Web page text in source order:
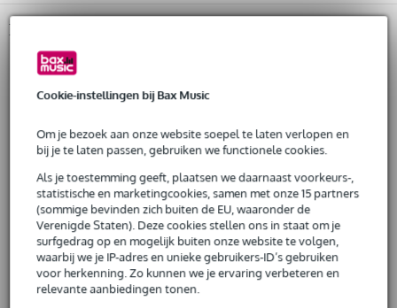
Cookie-instellingen bij Bax Music
Om je bezoek aan onze website soepel te laten verlopen en
bij je te laten passen, gebruiken we functionele cookies.
Als je toestemming geeft, plaatsen we daarnaast voorkeurs-,
statistische en marketingcookies, samen met onze 15 partners
(sommige bevinden zich buiten de EU, waaronder de
Verenigde Staten). Deze cookies stellen ons in staat om je
surfgedrag op en mogelijk buiten onze website te volgen,
waarbij we je IP-adres en unieke gebruikers-ID’s gebruiken
voor herkenning. Zo kunnen we je ervaring verbeteren en
relevante aanbiedingen tonen.
De mogelijkheid om je product(en) met korting te kopen
Productinformatie
Shure BLX-4 UHF-ontvanger
Shure Quickscan frequentieselectie
hoge geluidskwaliteit, storingsvrije werking
Shure BLX-2 draadloze handheld-zender
lichtgewicht, stevige constructie
attenuatieregeling, -10 dB
stroomvoorziening: 2x AA-batterij
Shure PG 58 dynamische zangmicrofoon:
frequentiebereik geoptimaliseerd voor zang
cardioide opnamepatroon, pakt het meeste geluid van recht voor,
voorkomt feedback